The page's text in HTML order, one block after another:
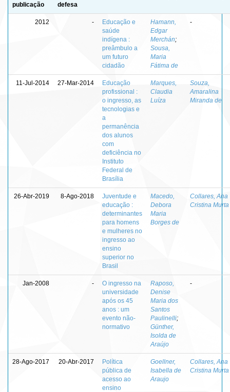
publicação
defesa
2012 -
Educação e
saúde
indígena :
preâmbulo a
um futuro
cidadão
Hamann,
Edgar
Merchán;
Sousa,
Maria
Fátima de
-
11-Jul-2014 27-Mar-2014
Educação
profissional :
o ingresso, as
tecnologias e
a
permanência
dos alunos
com
deficiência no
Instituto
Federal de
Brasília
Marques,
Claudia
Luíza
Souza,
Amaralina
Miranda de
26-Abr-2019 8-Ago-2018
Juventude e
educação :
determinantes
para homens
e mulheres no
ingresso ao
ensino
superior no
Brasil
Macedo,
Debora
Maria
Borges de
Collares, Ana
Cristina Murta
Jan-2008 -
O ingresso na
universidade
após os 45
anos : um
evento não-
normativo
Raposo,
Denise
Maria dos
Santos
Paulinelli;
Günther,
Isolda de
Araújo
-
28-Ago-2017 20-Abr-2017
Política
pública de
acesso ao
ensino
Goellner,
Isabella de
Araujo
Collares, Ana
Cristina Murta